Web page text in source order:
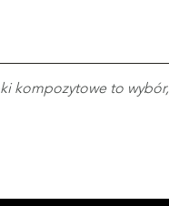
kompozytowe to wybór,